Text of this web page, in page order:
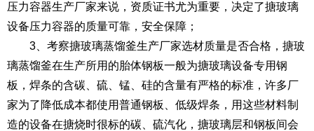
压力容器生产厂家来说，资质证书尤为重要，决定了搪玻璃
设备压力容器的质量可靠，安全保障；
3、考察搪玻璃蒸馏釜生产厂家选材质量是否合格，搪玻
璃蒸馏釜在生产所用的胎体钢板一般为搪玻璃设备专用钢
板，焊条的含碳、硫、锰、硅的含量有严格的标准，许多厂
家为了降低成本都使用普通钢板、低级焊条，用这些材料制
造的设备在搪烧时很标的碳、硫汽化，搪玻璃层和钢板间会